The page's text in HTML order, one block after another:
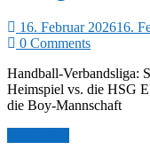
16. Februar 202616.
0 Comments
Handball-Verbandsliga:
Heimspiel vs. die HSG
die Boy-Mannschaft